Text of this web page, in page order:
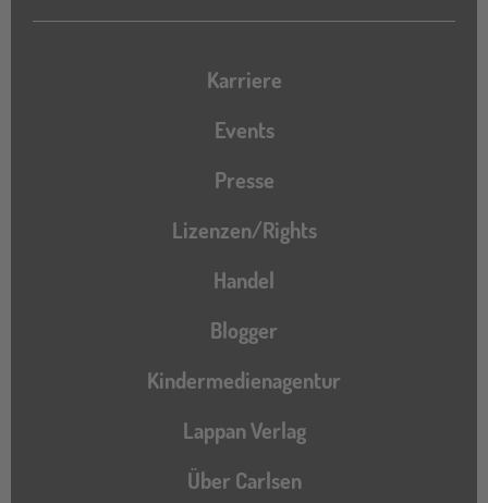
Karriere
Events
Presse
Lizenzen/Rights
Handel
Blogger
Kindermedienagentur
Lappan Verlag
Über Carlsen